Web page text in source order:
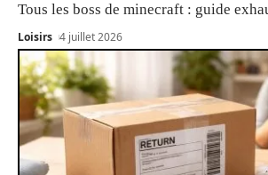
Tous les boss de minecraft : guide
Loisirs 4 juillet 2026